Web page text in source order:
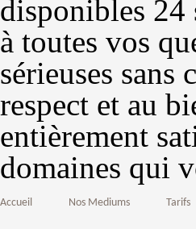
disponibles 24
à toutes vos
sérieuses
respect et au
entièrement
domaines qui
Accueil Nos Mediums Tarifs